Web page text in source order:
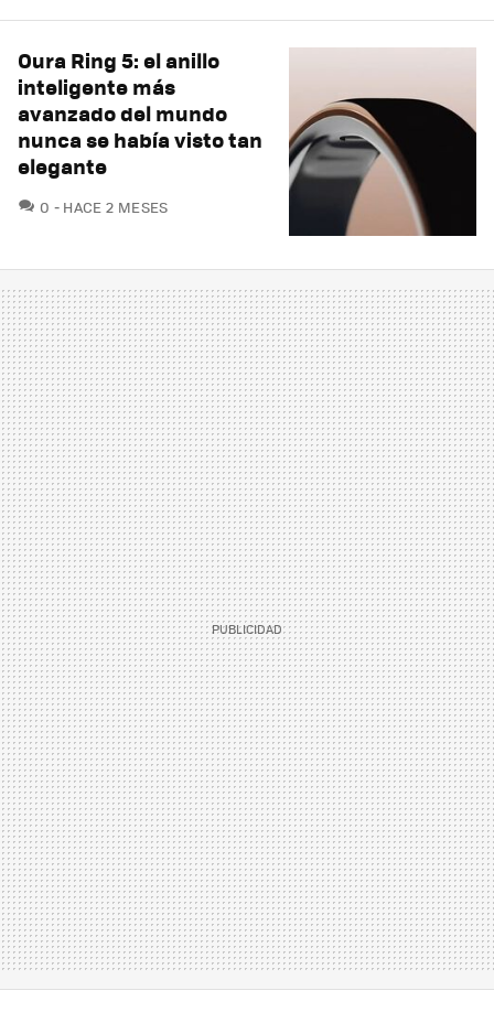
Oura Ring 5: el anillo
inteligente más
avanzado del mundo
nunca se había visto tan
elegante
0 COMENTARIOS
HACE 2 MESES